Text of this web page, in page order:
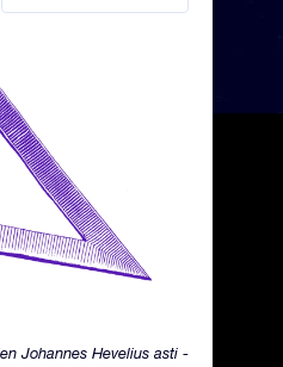
Johannes Hevelius asti -